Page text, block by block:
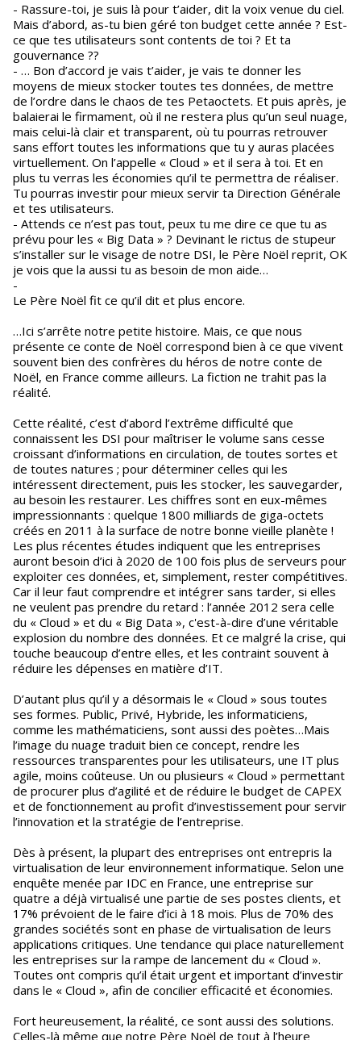
- Rassure-toi, je suis là pour t’aider, dit la voix venue du ciel.
Mais d’abord, as-tu bien géré ton budget cette année ? Est-
ce que tes utilisateurs sont contents de toi ? Et ta
gouvernance ??
- … Bon d’accord je vais t’aider, je vais te donner les
moyens de mieux stocker toutes tes données, de mettre
de l’ordre dans le chaos de tes Petaoctets. Et puis après, je
balaierai le firmament, où il ne restera plus qu’un seul nuage,
mais celui-là clair et transparent, où tu pourras retrouver
sans effort toutes les informations que tu y auras placées
virtuellement. On l’appelle « Cloud » et il sera à toi. Et en
plus tu verras les économies qu’il te permettra de réaliser.
Tu pourras investir pour mieux servir ta Direction Générale
et tes utilisateurs.
- Attends ce n’est pas tout, peux tu me dire ce que tu as
prévu pour les « Big Data » ? Devinant le rictus de stupeur
s’installer sur le visage de notre DSI, le Père Noël reprit, OK
je vois que la aussi tu as besoin de mon aide…
-
Le Père Noël fit ce qu’il dit et plus encore.
…Ici s’arrête notre petite histoire. Mais, ce que nous
présente ce conte de Noël correspond bien à ce que vivent
souvent bien des confrères du héros de notre conte de
Noël, en France comme ailleurs. La fiction ne trahit pas la
réalité.
Cette réalité, c’est d’abord l’extrême difficulté que
connaissent les DSI pour maîtriser le volume sans cesse
croissant d’informations en circulation, de toutes sortes et
de toutes natures ; pour déterminer celles qui les
intéressent directement, puis les stocker, les sauvegarder,
au besoin les restaurer. Les chiffres sont en eux-mêmes
impressionnants : quelque 1800 milliards de giga-octets
créés en 2011 à la surface de notre bonne vieille planète !
Les plus récentes études indiquent que les entreprises
auront besoin d’ici à 2020 de 100 fois plus de serveurs pour
exploiter ces données, et, simplement, rester compétitives.
Car il leur faut comprendre et intégrer sans tarder, si elles
ne veulent pas prendre du retard : l’année 2012 sera celle
du « Cloud » et du « Big Data », c'est-à-dire d’une véritable
explosion du nombre des données. Et ce malgré la crise, qui
touche beaucoup d’entre elles, et les contraint souvent à
réduire les dépenses en matière d’IT.
D’autant plus qu’il y a désormais le « Cloud » sous toutes
ses formes. Public, Privé, Hybride, les informaticiens,
comme les mathématiciens, sont aussi des poètes…Mais
l’image du nuage traduit bien ce concept, rendre les
ressources transparentes pour les utilisateurs, une IT plus
agile, moins coûteuse. Un ou plusieurs « Cloud » permettant
de procurer plus d’agilité et de réduire le budget de CAPEX
et de fonctionnement au profit d’investissement pour servir
l’innovation et la stratégie de l’entreprise.
Dès à présent, la plupart des entreprises ont entrepris la
virtualisation de leur environnement informatique. Selon une
enquête menée par IDC en France, une entreprise sur
quatre a déjà virtualisé une partie de ses postes clients, et
17% prévoient de le faire d’ici à 18 mois. Plus de 70% des
grandes sociétés sont en phase de virtualisation de leurs
applications critiques. Une tendance qui place naturellement
les entreprises sur la rampe de lancement du « Cloud ».
Toutes ont compris qu’il était urgent et important d’investir
dans le « Cloud », afin de concilier efficacité et économies.
Fort heureusement, la réalité, ce sont aussi des solutions.
Celles-là même que notre Père Noël de tout à l’heure